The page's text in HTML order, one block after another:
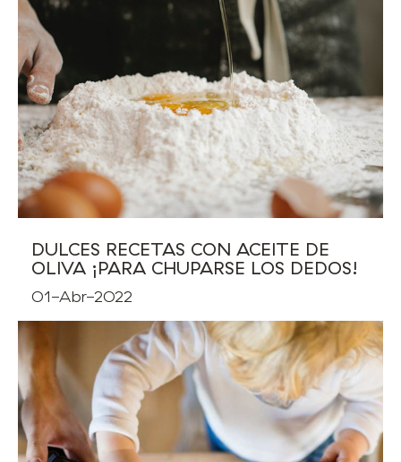
DULCES RECETAS CON ACEITE DE
OLIVA ¡PARA CHUPARSE LOS DEDOS!
01-Abr-2022